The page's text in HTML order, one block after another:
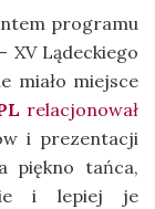
programu
XV Lądeckiego
miało miejsce
relacjonował
i prezentacji
piękno tańca,
i lepiej je